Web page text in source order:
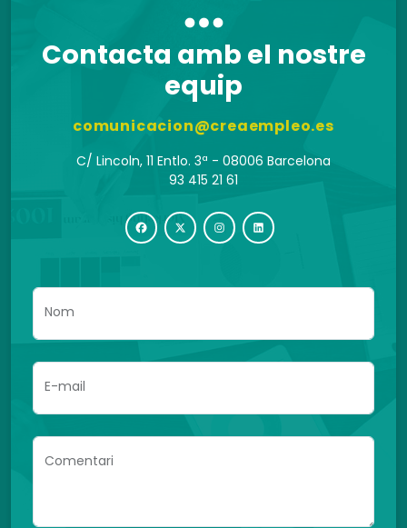
Contacta amb el nostre
equip
comunicacion@creaempleo.es
C/ Lincoln, 11 Entlo. 3ª - 08006 Barcelona
93 415 21 61
Nom
E-mail
Comentari